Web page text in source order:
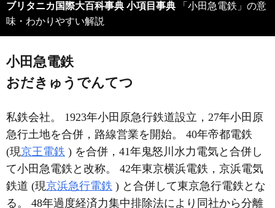
ブリタニカ国際大百科事典 小項目事典 「小田急電鉄」の意
味・わかりやすい解説
小田急電鉄
おだきゅうでんてつ
私鉄会社。 1923年小田原急行鉄道設立，27年小田原
急行土地を合併，路線営業を開始。 40年帝都電鉄
(現京王電鉄 ) を合併，41年鬼怒川水力電気と合併し
て小田急電鉄と改称。 42年東京横浜電鉄，京浜電気
鉄道 (現京浜急行電鉄 ) と合併して東京急行電鉄とな
る。 48年過度経済力集中排除法により同社から分離